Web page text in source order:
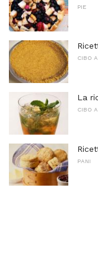
PIE
CIBO
La
CIBO
PANI